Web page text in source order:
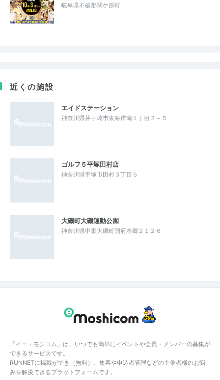
岐阜県不破郡関ケ原町
近くの施設
エイドステーション
神奈川県茅ヶ崎市東海岸南１丁目２－５
ゴルフ５平塚田村店
神奈川県平塚市田村３丁目５
大磯町大磯運動公園
神奈川県中郡大磯町国府本郷２１２６
「イー・モシコム」は、いつでも簡単にイベントや会員・メンバーの募集が
できるサービスです。
RUNNETに掲載ができ（無料）、集客や申込者管理などの主催者様のお悩
みを解決できるプラットフォームです。